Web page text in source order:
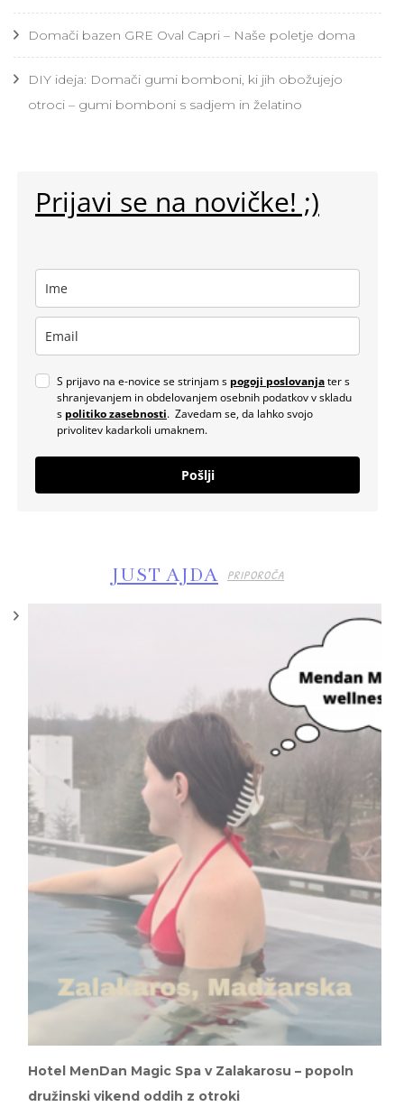
Domači bazen GRE Oval Capri – Naše poletje doma
DIY ideja: Domači gumi bomboni, ki jih obožujejo
otroci – gumi bomboni s sadjem in želatino
Prijavi se na novičke! ;)
S prijavo na e-novice se strinjam s pogoji poslovanjater s
shranjevanjem in obdelovanjem osebnih podatkov v skladu
s politiko zasebnosti. Zavedam se, da lahko svojo
privolitev kadarkoli umaknem.
Pošlji
JUST AJDA PRIPOROČA
Hotel MenDan Magic Spa v Zalakarosu – popoln
družinski vikend oddih z otroki